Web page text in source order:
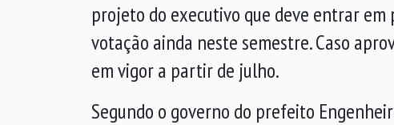
projeto do executivo que deve entrar em
votação ainda neste semestre. Caso
em vigor a partir de julho.
Segundo o governo do prefeito